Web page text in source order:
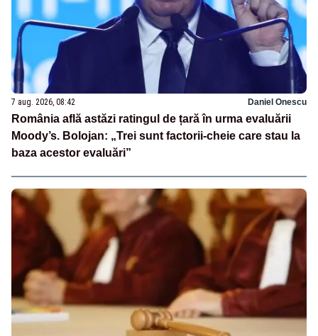
7 aug. 2026, 08:42 Daniel Onescu
România află astăzi ratingul de țară în urma evaluării
Moody’s. Bolojan: „Trei sunt factorii-cheie care stau la
baza acestor evaluări”